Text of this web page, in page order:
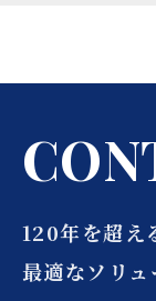
CON
120年を超え
最適なソリュ